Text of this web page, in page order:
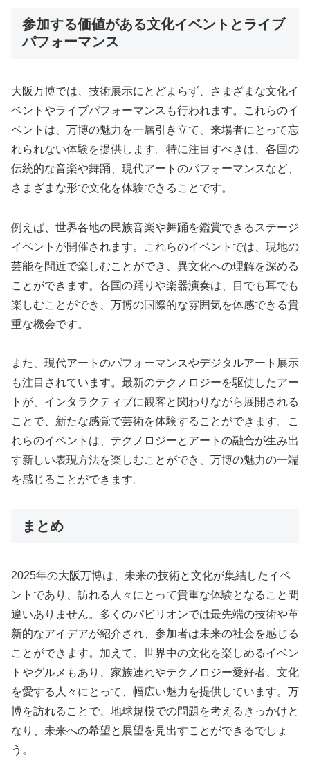
参加する価値がある文化イベントとライブ
パフォーマンス
大阪万博では、技術展示にとどまらず、さまざまな文化イ
ベントやライブパフォーマンスも行われます。これらのイ
ベントは、万博の魅力を一層引き立て、来場者にとって忘
れられない体験を提供します。特に注目すべきは、各国の
伝統的な音楽や舞踊、現代アートのパフォーマンスなど、
さまざまな形で文化を体験できることです。
例えば、世界各地の民族音楽や舞踊を鑑賞できるステージ
イベントが開催されます。これらのイベントでは、現地の
芸能を間近で楽しむことができ、異文化への理解を深める
ことができます。各国の踊りや楽器演奏は、目でも耳でも
楽しむことができ、万博の国際的な雰囲気を体感できる貴
重な機会です。
また、現代アートのパフォーマンスやデジタルアート展示
も注目されています。最新のテクノロジーを駆使したアー
トが、インタラクティブに観客と関わりながら展開される
ことで、新たな感覚で芸術を体験することができます。こ
れらのイベントは、テクノロジーとアートの融合が生み出
す新しい表現方法を楽しむことができ、万博の魅力の一端
を感じることができます。
まとめ
2025年の大阪万博は、未来の技術と文化が集結したイベ
ントであり、訪れる人々にとって貴重な体験となること間
違いありません。多くのパビリオンでは最先端の技術や革
新的なアイデアが紹介され、参加者は未来の社会を感じる
ことができます。加えて、世界中の文化を楽しめるイベン
トやグルメもあり、家族連れやテクノロジー愛好者、文化
を愛する人々にとって、幅広い魅力を提供しています。万
博を訪れることで、地球規模での問題を考えるきっかけと
なり、未来への希望と展望を見出すことができるでしょ
う。